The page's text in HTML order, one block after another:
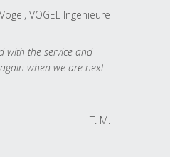
VOGEL Ingenieure
with the service and
when we are next
T. M.